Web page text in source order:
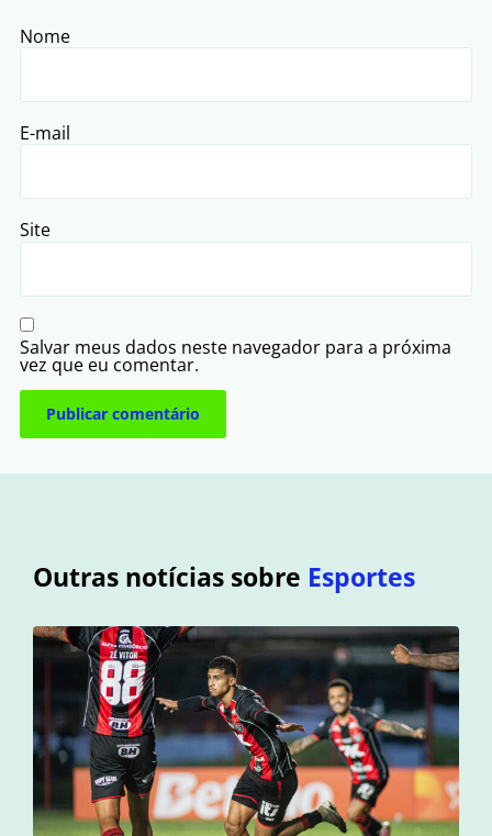
Nome
E-mail
Site
Salvar meus dados neste navegador para a próxima
vez que eu comentar.
Outras notícias sobre Esportes